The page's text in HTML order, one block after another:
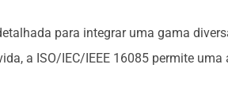
para integrar uma gama
a ISO/IEC/IEEE 16085 permite